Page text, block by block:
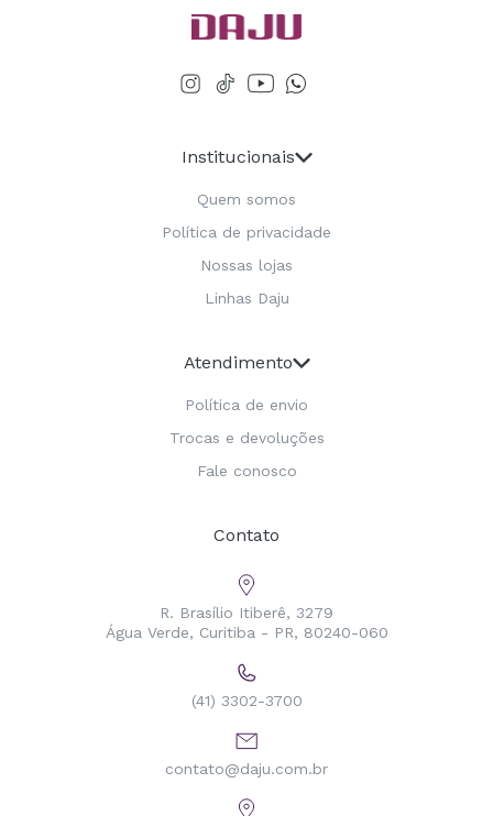
Institucionais
Quem somos
Política de privacidade
Nossas lojas
Linhas Daju
Atendimento
Política de envio
Trocas e devoluções
Fale conosco
Contato
R. Brasílio Itiberê, 3279
Água Verde, Curitiba - PR, 80240-060
(41) 3302-3700
contato@daju.com.br